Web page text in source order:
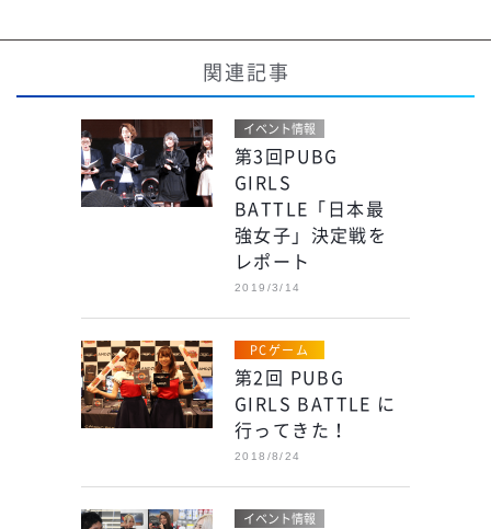
関連記事
イベント情報
第3回PUBG
GIRLS
BATTLE「日本最
強女子」決定戦を
レポート
2019/3/14
PCゲーム
第2回 PUBG
GIRLS BATTLE に
行ってきた！
2018/8/24
イベント情報